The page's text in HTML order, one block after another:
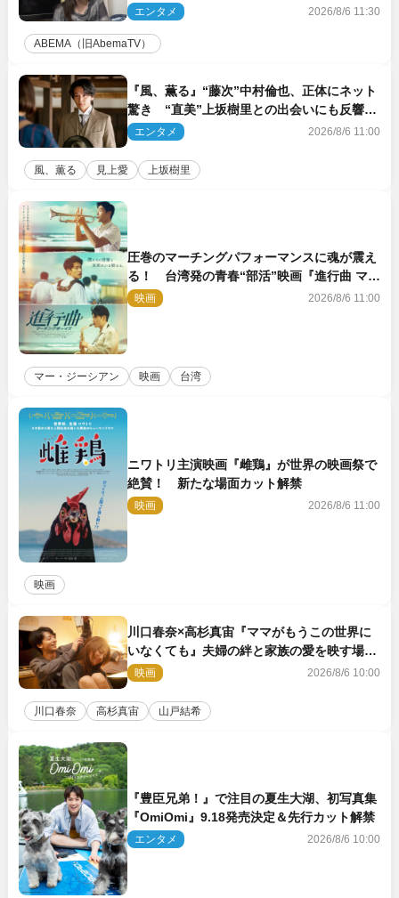
エンタメ 2026/8/6 11:30
ABEMA（旧AbemaTV）
『風、薫る』“藤次”中村倫也、正体にネット
驚き “直美”上坂樹里との出会いにも反響
「力になってくれそう」「仲良くしなよ！」
エンタメ 2026/8/6 11:00
風、薫る 見上愛 上坂樹里
圧巻のマーチングパフォーマンスに魂が震え
る！ 台湾発の青春“部活”映画『進行曲 マー
チングボーイズ』予告解禁
映画 2026/8/6 11:00
マー・ジーシアン 映画 台湾
ニワトリ主演映画『雌鶏』が世界の映画祭で
絶賛！ 新たな場面カット解禁
映画 2026/8/6 11:00
映画
川口春奈×高杉真宙『ママがもうこの世界に
いなくても』夫婦の絆と家族の愛を映す場面
写真公開
映画 2026/8/6 10:00
川口春奈 高杉真宙 山戸結希
『豊臣兄弟！』で注目の夏生大湖、初写真集
『OmiOmi』9.18発売決定＆先行カット解禁
エンタメ 2026/8/6 10:00